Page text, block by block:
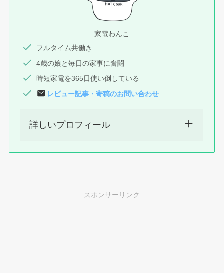
家電わんこ
フルタイム共働き
4歳の娘と毎日の家事に奮闘
時短家電を365日使い倒している
レビュー記事 ・寄稿のお問い合わせ
詳しいプロフィール
スポンサーリンク